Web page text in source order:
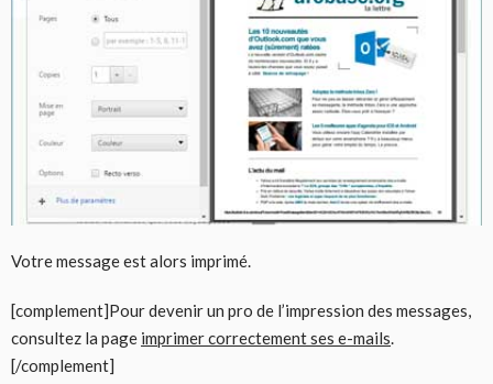
Votre message est alors imprimé.
[complement]Pour devenir un pro de l’impression des messages,
consultez la page imprimer correctement ses e-mails.
[/complement]